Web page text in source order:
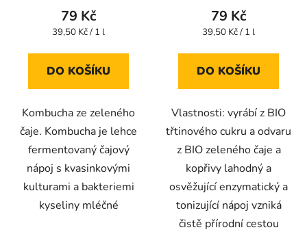
produktu
je
z
79 Kč
Měrná
39,50 Kč / 1 l
DO KOŠÍKU
Kombucha ze zeleného
čaje. Kombucha je lehce
fermentovaný čajový
nápoj s kvasinkovými
kulturami a bakteriemi
kyseliny mléčné
produktu
je
z
79 Kč
Měrná
39,50 Kč / 1 l
DO KOŠÍKU
Vlastnosti: vyrábí z BIO
třtinového cukru a odvaru
z BIO zeleného čaje a
kopřivy lahodný a
osvěžující enzymatický a
tonizující nápoj vzniká
čistě přírodní cestou